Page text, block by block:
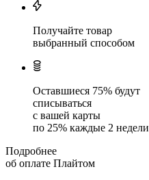
Получайте товар
выбранный способом
Оставшиеся 75% будут
списываться
с вашей карты
по 25% каждые 2 недели
Подробнее
об оплате Плайтом